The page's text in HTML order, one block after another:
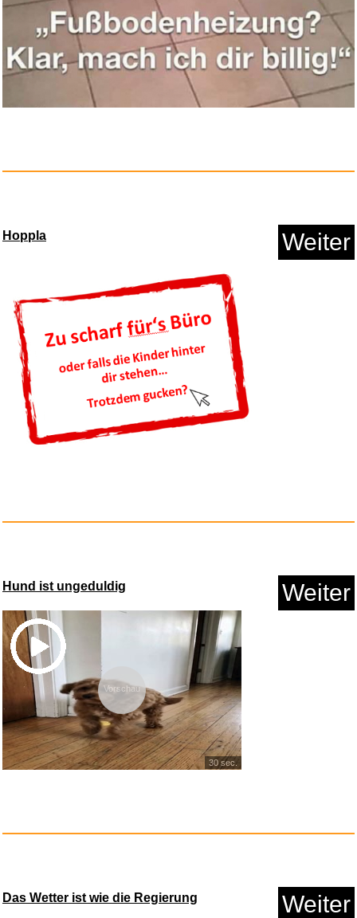
...
Anzeige
...
Anzeige
Hoppla Weiter
Hund ist ungeduldig Weiter
Vorschau
30 sec.
Das Wetter ist wie die Regierung Weiter